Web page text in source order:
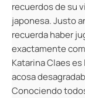
recuerdos de su
japonesa. Justo
recuerda haber
exactamente
Katarina Claes
acosa
Conociendo